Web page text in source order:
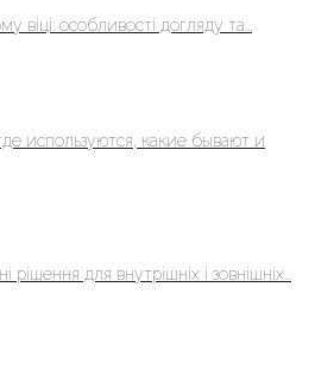
особливості догляду та...
используются, какие бывают и
для внутрішніх і зовнішніх...